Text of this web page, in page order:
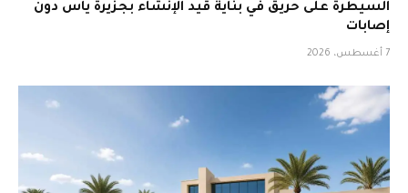
السيطرة على حريق في بناية قيد الإنشاء بجزيرة ياس دون
إصابات
7 أغسطس، 2026